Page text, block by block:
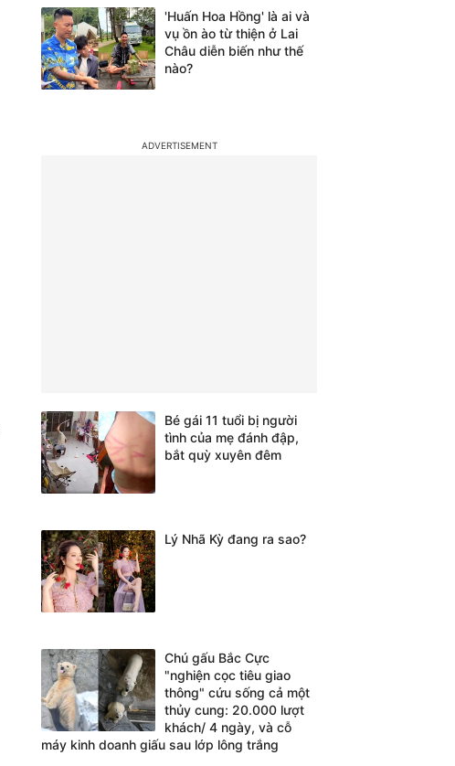
'Huấn Hoa Hồng' là ai và
vụ ồn ào từ thiện ở Lai
Châu diễn biến như thế
nào?
Bé gái 11 tuổi bị người
tình của mẹ đánh đập,
bắt quỳ xuyên đêm
Lý Nhã Kỳ đang ra sao?
Chú gấu Bắc Cực
"nghiện cọc tiêu giao
thông" cứu sống cả một
thủy cung: 20.000 lượt
khách/ 4 ngày, và cỗ
máy kinh doanh giấu sau lớp lông trắng